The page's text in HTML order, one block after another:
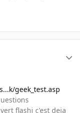
geek_test.asp
flashi c'est deja